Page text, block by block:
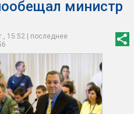
министр
15:52 | последнее